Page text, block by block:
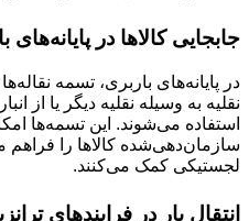
جابجایی کالاها در پایانه‌های
در پایانه‌های باربری، تسمه
نقلیه به وسیله نقلیه دیگر یا از
استفاده می‌شوند. این تسمه‌ها
سازمان‌دهی‌شده کالاها را فراهم
لجستیکی کمک می‌کنند.
انتقال بار در فرایندهای